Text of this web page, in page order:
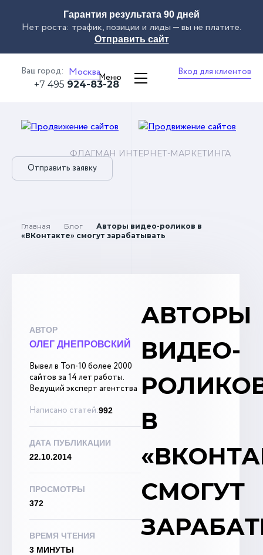
Гарантия результата 90 дней
Нет роста: трафик, позиции и лиды — вы не платите.
Отправить сайт
Ваш город: МоскваМеню
Вход для клиентов
+7 495 924-83-28
ФЛАГМАН ИНТЕРНЕТ-МАРКЕТИНГА
Отправить заявку
Главная Блог
Авторы видео-роликов в
«ВКонтакте» смогут зарабатывать
АВТОР
ОЛЕГ ДНЕПРОВСКИЙ
Вывел в Топ-10 более 2000
сайтов за 14 лет работы.
Ведущий эксперт агентства
Написано статей:992
ДАТА ПУБЛИКАЦИИ
22.10.2014
ПРОСМОТРЫ
372
ВРЕМЯ ЧТЕНИЯ
3 МИНУТЫ
АВТОРЫ
ВИДЕО-
В
СМОГУТ